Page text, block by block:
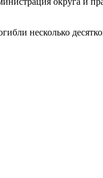
несколько